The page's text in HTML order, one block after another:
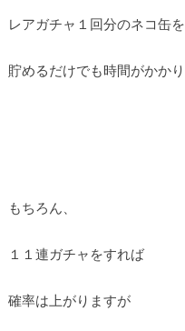
レアガチャ１回分のネコ缶を
貯めるだけでも時間がかかり
もちろん、
１１連ガチャをすれば
確率は上がりますが